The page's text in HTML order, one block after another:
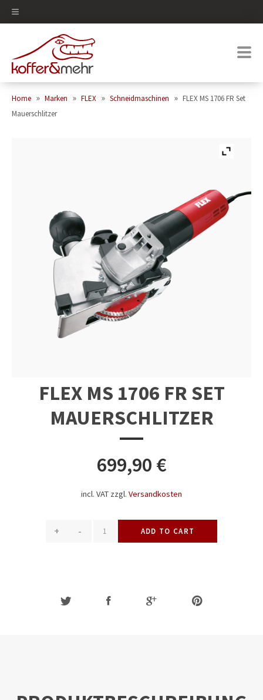
Home » Marken » FLEX » Schneidmaschinen » FLEX MS 1706 FR Set
Mauerschlitzer
FLEX MS 1706 FR SET
MAUERSCHLITZER
699,90 €
incl. VAT zzgl. Versandkosten
+ - ADD TO CART